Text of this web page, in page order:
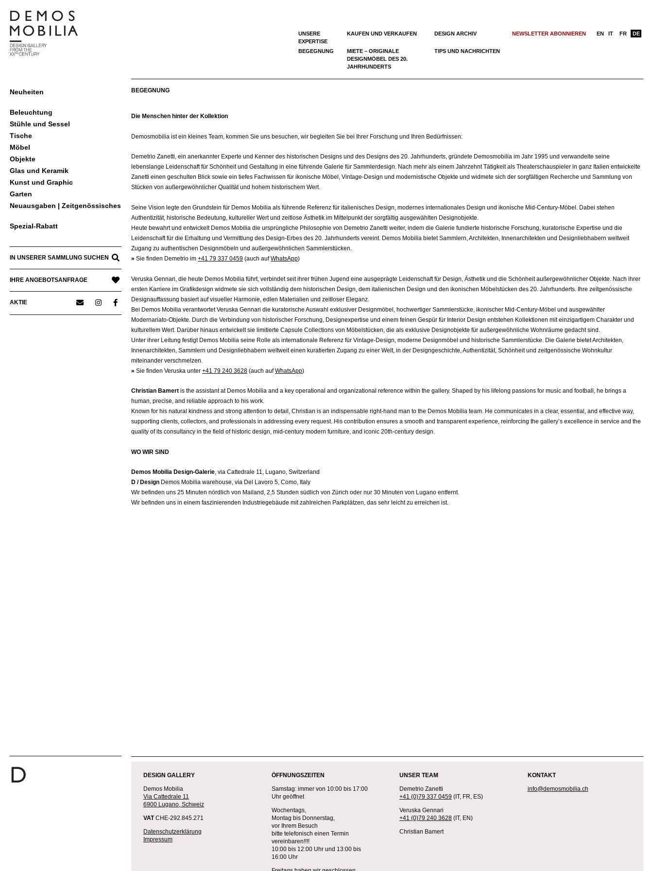
content
Primary
Menu
Neuheiten
Beleuchtung
Stühle und Sessel
Tische
Möbel
Objekte
Glas und Keramik
Kunst und Graphic
Garten
Neuausgaben | Zeitgenössisches
Spezial-Rabatt
IN UNSERER SAMMLUNG SUCHEN
IHRE ANGEBOTSANFRAGE
AKTIE
UNSERE
EXPERTISE
KAUFEN UND VERKAUFEN DESIGN ARCHIV NEWSLETTER ABONNIEREN
BEGEGNUNG
MIETE – ORIGINALE
DESIGNMÖBEL DES 20.
JAHRHUNDERTS
TIPS UND NACHRICHTEN
EN IT FR DE
BEGEGNUNG
Die Menschen hinter der Kollektion
Demosmobilia ist ein kleines Team, kommen Sie uns besuchen, wir begleiten Sie bei Ihrer Forschung und Ihren Bedürfnissen:
Demetrio Zanetti, ein anerkannter Experte und Kenner des historischen Designs und des Designs des 20. Jahrhunderts, gründete Demosmobilia im Jahr 1995 und verwandelte seine
lebenslange Leidenschaft für Schönheit und Gestaltung in eine führende Galerie für Sammlerdesign. Nach mehr als einem Jahrzehnt Tätigkeit als Theaterschauspieler in ganz Italien entwickelte
Zanetti einen geschulten Blick sowie ein tiefes Fachwissen für ikonische Möbel, Vintage-Design und modernistische Objekte und widmete sich der sorgfältigen Recherche und Sammlung von
Stücken von außergewöhnlicher Qualität und hohem historischem Wert.
Seine Vision legte den Grundstein für Demos Mobilia als führende Referenz für italienisches Design, modernes internationales Design und ikonische Mid-Century-Möbel. Dabei stehen
Authentizität, historische Bedeutung, kultureller Wert und zeitlose Ästhetik im Mittelpunkt der sorgfältig ausgewählten Designobjekte.
Heute bewahrt und entwickelt Demos Mobilia die ursprüngliche Philosophie von Demetrio Zanetti weiter, indem die Galerie fundierte historische Forschung, kuratorische Expertise und die
Leidenschaft für die Erhaltung und Vermittlung des Design-Erbes des 20. Jahrhunderts vereint. Demos Mobilia bietet Sammlern, Architekten, Innenarchitekten und Designliebhabern weltweit
Zugang zu authentischen Designmöbeln und außergewöhnlichen Sammlerstücken.
» Sie finden Demetrio im +41 79 337 0459 (auch aufWhatsApp)
Veruska Gennari, die heute Demos Mobilia führt, verbindet seit ihrer frühen Jugend eine ausgeprägte Leidenschaft für Design, Ästhetik und die Schönheit außergewöhnlicher Objekte. Nach ihrer
ersten Karriere im Grafikdesign widmete sie sich vollständig dem historischen Design, dem italienischen Design und den ikonischen Möbelstücken des 20. Jahrhunderts. Ihre zeitgenössische
Designauffassung basiert auf visueller Harmonie, edlen Materialien und zeitloser Eleganz.
Bei Demos Mobilia verantwortet Veruska Gennari die kuratorische Auswahl exklusiver Designmöbel, hochwertiger Sammlerstücke, ikonischer Mid-Century-Möbel und ausgewählter
Modernariato-Objekte. Durch die Verbindung von historischer Forschung, Designexpertise und einem feinen Gespür für Interior Design entstehen Kollektionen mit einzigartigem Charakter und
kulturellem Wert. Darüber hinaus entwickelt sie limitierte Capsule Collections von Möbelstücken, die als exklusive Designobjekte für außergewöhnliche Wohnräume gedacht sind.
Unter ihrer Leitung festigt Demos Mobilia seine Rolle als internationale Referenz für Vintage-Design, moderne Designmöbel und historische Sammlerstücke. Die Galerie bietet Architekten,
Innenarchitekten, Sammlern und Designliebhabern weltweit einen kuratierten Zugang zu einer Welt, in der Designgeschichte, Authentizität, Schönheit und zeitgenössische Wohnkultur
miteinander verschmelzen.
» Sie finden Veruska unter +41 79 240 3628 (auch aufWhatsApp)
Christian Bamert is the assistant at Demos Mobilia and a key operational and organizational reference within the gallery. Shaped by his lifelong passions for music and football, he brings a
human, precise, and reliable approach to his work.
Known for his natural kindness and strong attention to detail, Christian is an indispensable right-hand man to the Demos Mobilia team. He communicates in a clear, essential, and effective way,
supporting clients, collectors, and professionals in addressing every request. His contribution ensures a smooth and transparent experience, reinforcing the gallery’s excellence in service and the
quality of its consultancy in the field of historic design, mid-century modern furniture, and iconic 20th-century design.
WO WIR SIND
Demos Mobilia Design-Galerie, via Cattedrale 11, Lugano, Switzerland
D / Design Demos Mobilia warehouse, via Del Lavoro 5, Como, Italy
Wir befinden uns 25 Minuten nördlich von Mailand, 2,5 Stunden südlich von Zürich oder nur 30 Minuten von Lugano entfernt.
Wir befinden uns in einem faszinierenden Industriegebäude mit zahlreichen Parkplätzen, das sehr leicht zu erreichen ist.
DESIGN GALLERY
Demos Mobilia
Via Cattedrale 11
6900 Lugano, Schweiz
VATCHE-292.845.271
Datenschutzerklärung
Impressum
ÖFFNUNGSZEITEN
Samstag: immer von 10:00 bis 17:00
Uhr geöffnet
Wochentags,
Montag bis Donnerstag,
vor Ihrem Besuch
bitte telefonisch einen Termin
vereinbaren!!!!
10:00 bis 12:00 Uhr und 13:00 bis
16:00 Uhr
UNSER TEAM
Demetrio Zanetti
+41 (0)79 337 0459 (IT, FR, ES)
Veruska Gennari
+41 (0)79 240 3628 (IT, EN)
Christian Bamert
KONTAKT
info@demosmobilia.ch